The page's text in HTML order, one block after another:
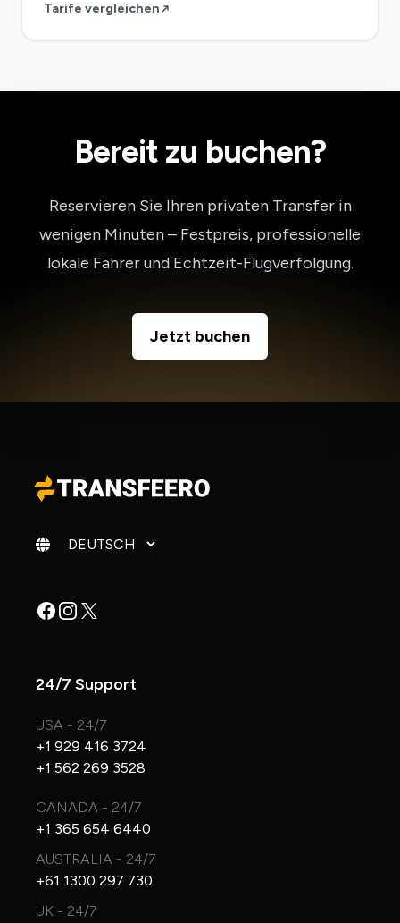
Tarife vergleichen
Bereit zu buchen?
Reservieren Sie Ihren privaten Transfer in
wenigen Minuten – Festpreis, professionelle
lokale Fahrer und Echtzeit-Flugverfolgung.
Jetzt buchen
Sprache ändern
Facebook
Instagram
X
24/7 Support
USA - 24/7
+1 929 416 3724
+1 562 269 3528
CANADA - 24/7
+1 365 654 6440
AUSTRALIA - 24/7
+61 1300 297 730
UK - 24/7